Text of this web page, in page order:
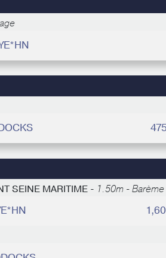
SEINE MARITIME - 1.50m -